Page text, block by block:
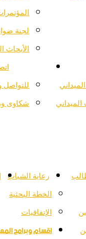
الميداني
لجنة
الأبحاث
للتواصل
شكاوى
رعاية الشباب
الخطة البحثية
الإتفاقيات
اقسام وبرامج